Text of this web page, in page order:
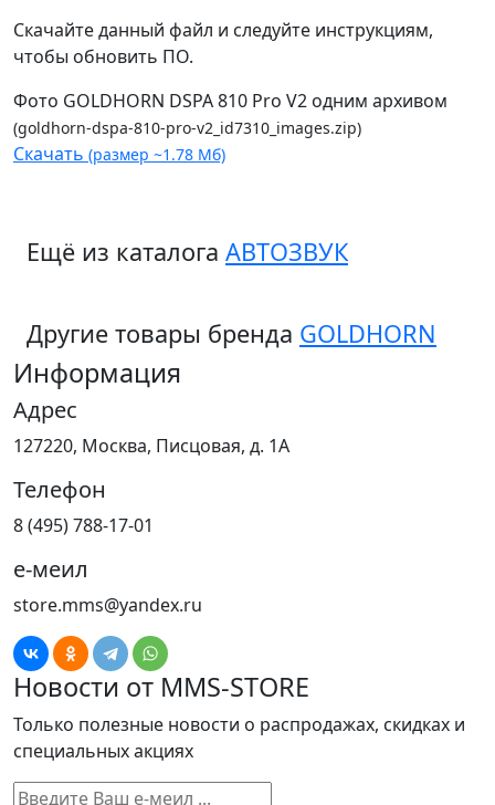
Скачайте данный файл и следуйте инструкциям,
чтобы обновить ПО.
Фото GOLDHORN DSPA 810 Pro V2 одним архивом
(goldhorn-dspa-810-pro-v2_id7310_images.zip)
Скачать (размер ~1.78 Мб)
Ещё из каталога АВТОЗВУК
Другие товары бренда GOLDHORN
Информация
Адрес
127220, Москва, Писцовая, д. 1А
Телефон
8 (495) 788-17-01
е-меил
store.mms@yandex.ru
Новости от MMS-STORE
Только полезные новости о распродажах, скидках и
специальных акциях